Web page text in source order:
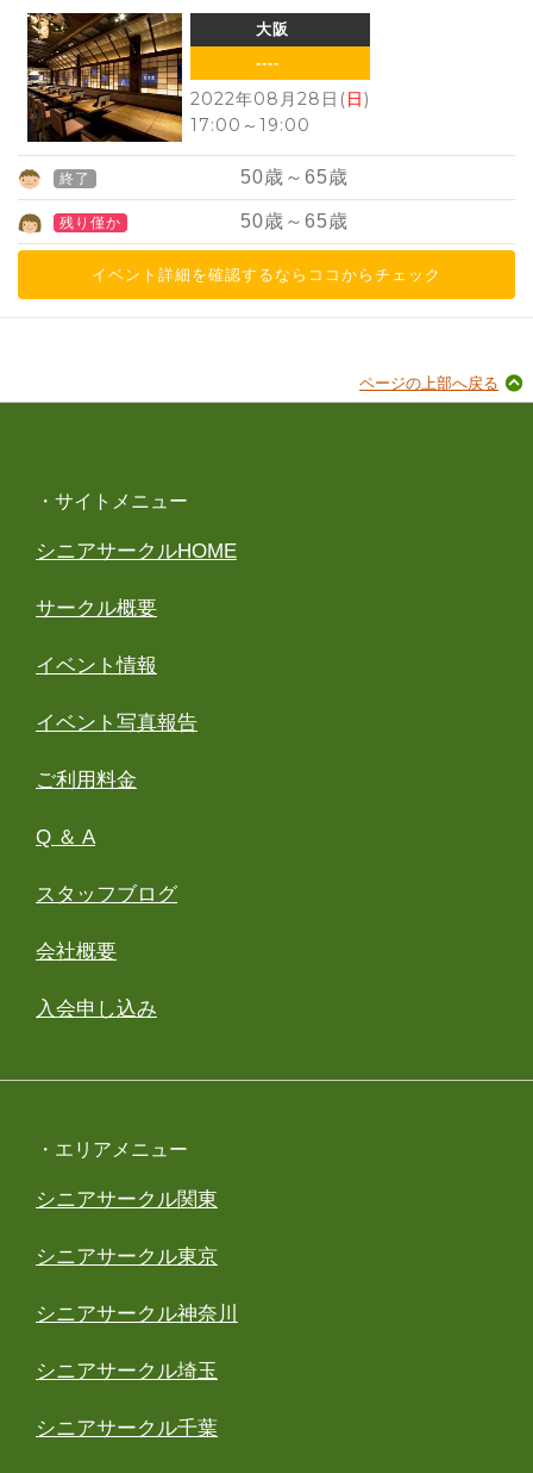
大阪
----
2022年08月28日(日)
17:00 ～ 19:00
終了 50歳～65歳
残り僅か 50歳～65歳
イベント詳細を確認するならココからチェック
ページの上部へ戻る
・サイトメニュー
シニアサークルHOME
サークル概要
イベント情報
イベント写真報告
ご利用料金
Q ＆ A
スタッフブログ
会社概要
入会申し込み
・エリアメニュー
シニアサークル関東
シニアサークル東京
シニアサークル神奈川
シニアサークル埼玉
シニアサークル千葉